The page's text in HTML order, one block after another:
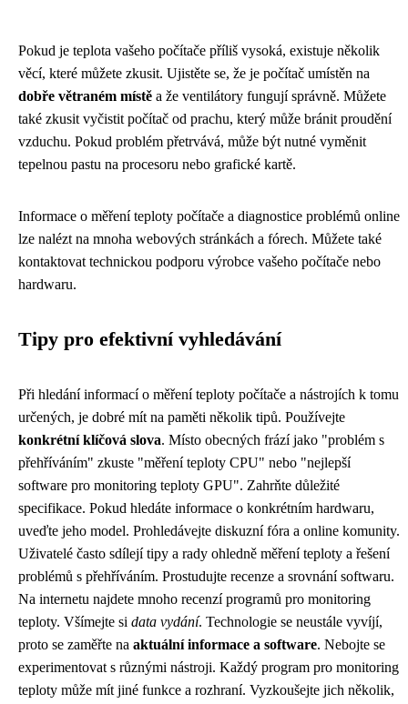
Pokud je teplota vašeho počítače příliš vysoká, existuje několik
věcí, které můžete zkusit. Ujistěte se, že je počítač umístěn na
dobře větraném místě a že ventilátory fungují správně. Můžete
také zkusit vyčistit počítač od prachu, který může bránit proudění
vzduchu. Pokud problém přetrvává, může být nutné vyměnit
tepelnou pastu na procesoru nebo grafické kartě.
Informace o měření teploty počítače a diagnostice problémů online
lze nalézt na mnoha webových stránkách a fórech. Můžete také
kontaktovat technickou podporu výrobce vašeho počítače nebo
hardwaru.
Tipy pro efektivní vyhledávání
Při hledání informací o měření teploty počítače a nástrojích k tomu
určených, je dobré mít na paměti několik tipů. Používejte
konkrétní klíčová slova. Místo obecných frází jako "problém s
přehříváním" zkuste "měření teploty CPU" nebo "nejlepší
software pro monitoring teploty GPU". Zahrňte důležité
specifikace. Pokud hledáte informace o konkrétním hardwaru,
uveďte jeho model. Prohledávejte diskuzní fóra a online komunity.
Uživatelé často sdílejí tipy a rady ohledně měření teploty a řešení
problémů s přehříváním. Prostudujte recenze a srovnání softwaru.
Na internetu najdete mnoho recenzí programů pro monitoring
teploty. Všímejte si data vydání. Technologie se neustále vyvíjí,
proto se zaměřte na aktuální informace a software. Nebojte se
experimentovat s různými nástroji. Každý program pro monitoring
teploty může mít jiné funkce a rozhraní. Vyzkoušejte jich několik,